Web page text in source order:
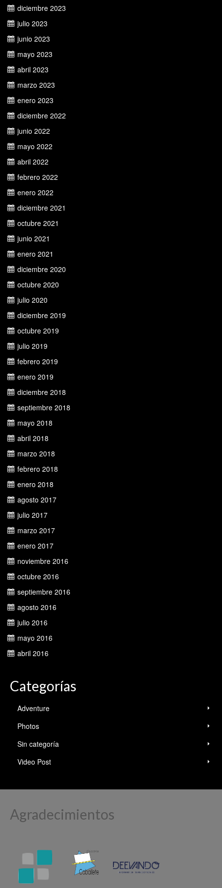
diciembre 2023
julio 2023
junio 2023
mayo 2023
abril 2023
marzo 2023
enero 2023
diciembre 2022
junio 2022
mayo 2022
abril 2022
febrero 2022
enero 2022
diciembre 2021
octubre 2021
junio 2021
enero 2021
diciembre 2020
octubre 2020
julio 2020
diciembre 2019
octubre 2019
julio 2019
febrero 2019
enero 2019
diciembre 2018
septiembre 2018
mayo 2018
abril 2018
marzo 2018
febrero 2018
enero 2018
agosto 2017
julio 2017
marzo 2017
enero 2017
noviembre 2016
octubre 2016
septiembre 2016
agosto 2016
julio 2016
mayo 2016
abril 2016
Categorías
Adventure
Photos
Sin categoría
Video Post
Agradecimientos